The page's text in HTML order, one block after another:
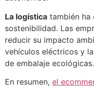
La logística también ha
sostenibilidad. Las
reducir su impacto
vehículos eléctricos y
de embalaje ecológicas.
En resumen, el